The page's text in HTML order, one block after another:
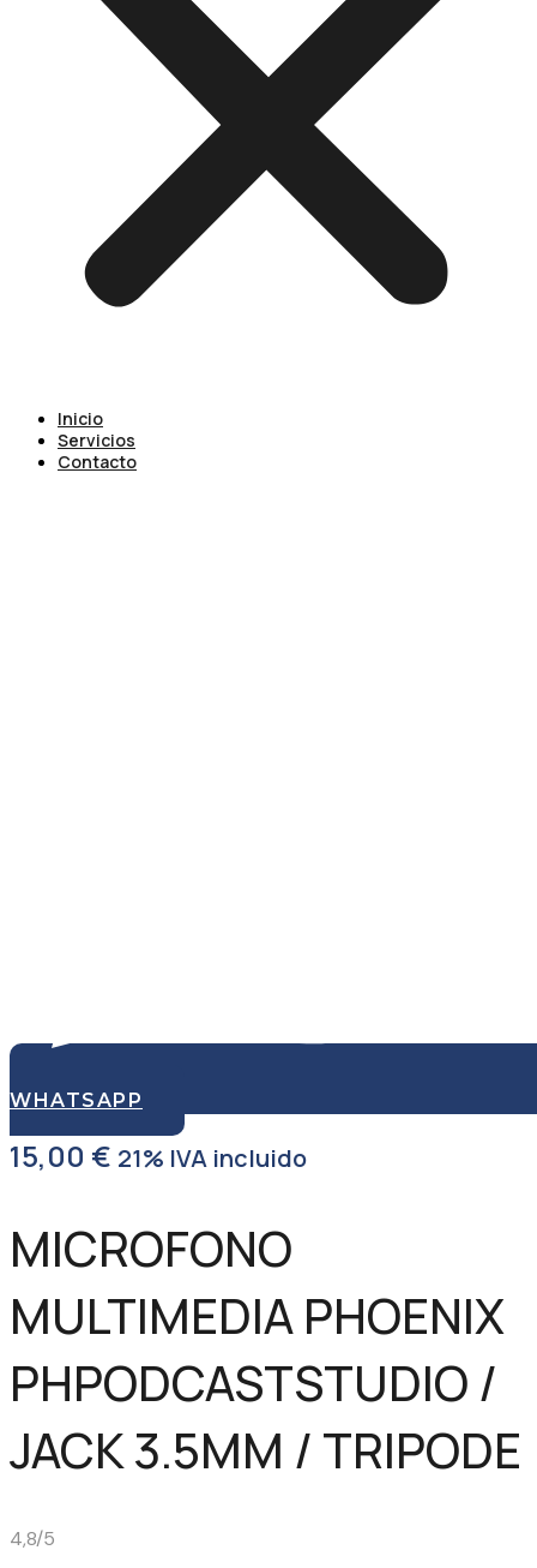
Inicio
Servicios
Contacto
WHATSAPP
15,00 € 21% IVA incluido
MICROFONO
MULTIMEDIA PHOENIX
PHPODCASTSTUDIO /
JACK 3.5MM / TRIPODE
4,8/5